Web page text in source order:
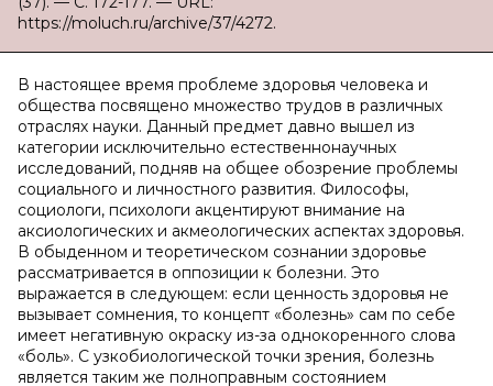
https://moluch.ru/archive/37/4272.
В настоящее время проблеме здоровья человека и
общества посвящено множество трудов в различных
отраслях науки. Данный предмет давно вышел из
категории исключительно естественнонаучных
исследований, подняв на общее обозрение проблемы
социального и личностного развития. Философы,
социологи, психологи акцентируют внимание на
аксиологических и акмеологических аспектах здоровья.
В обыденном и теоретическом сознании здоровье
рассматривается в оппозиции к болезни. Это
выражается в следующем: если ценность здоровья не
вызывает сомнения, то концепт «болезнь» сам по себе
имеет негативную окраску из-за однокоренного слова
«боль». С узкобиологической точки зрения, болезнь
является таким же полноправным состоянием